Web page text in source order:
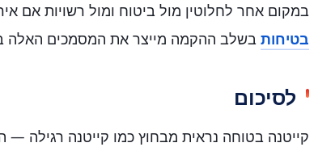
במקום אחר לחלוטין מול ביטוח ומול רשויות אם
בטיחות בשלב ההקמה מייצר את המסמכים האלה
לסיכום
קייטנה בטוחה נראית מבחוץ כמו קייטנה רגילה